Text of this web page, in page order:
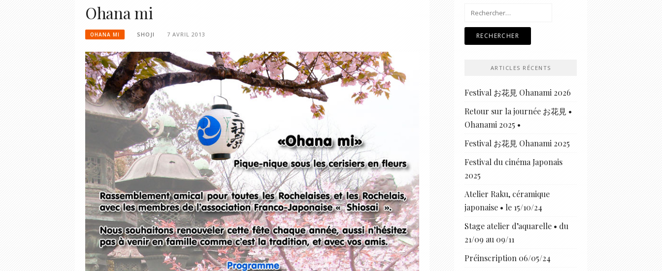
Ohana mi
OHANA MI SHOJI 7 AVRIL 2013
Rechercher :
ARTICLES RÉCENTS
Festival お花見 Ohanami 2026
Retour sur la journée お花見 •
Ohanami 2025 •
Festival お花見 Ohanami 2025
Festival du cinéma Japonais
2025
Atelier Raku, céramique
japonaise • le 15/10/24
Stage atelier d’aquarelle • du
21/09 au 09/11
Préinscription 06/05/24